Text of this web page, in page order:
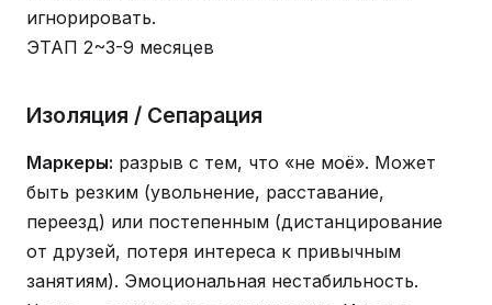
игнорировать.
ЭТАП 2~3-9 месяцев
Изоляция / Сепарация
Маркеры: разрыв с тем, что «не моё». Может
быть резким (увольнение, расставание,
переезд) или постепенным (дистанцирование
от друзей, потеря интереса к привычным
занятиям). Эмоциональная нестабильность.